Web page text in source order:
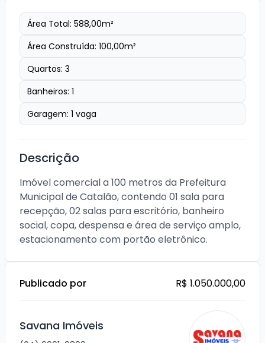
Área Total: 588,00m²
Área Construída: 100,00m²
Quartos: 3
Banheiros: 1
Garagem: 1 vaga
Descrição
Imóvel comercial a 100 metros da Prefeitura
Municipal de Catalão, contendo 01 sala para
recepção, 02 salas para escritório, banheiro
social, copa, despensa e área de serviço amplo,
estacionamento com portão eletrônico.
Publicado por R$ 1.050.000,00
Savana Imóveis